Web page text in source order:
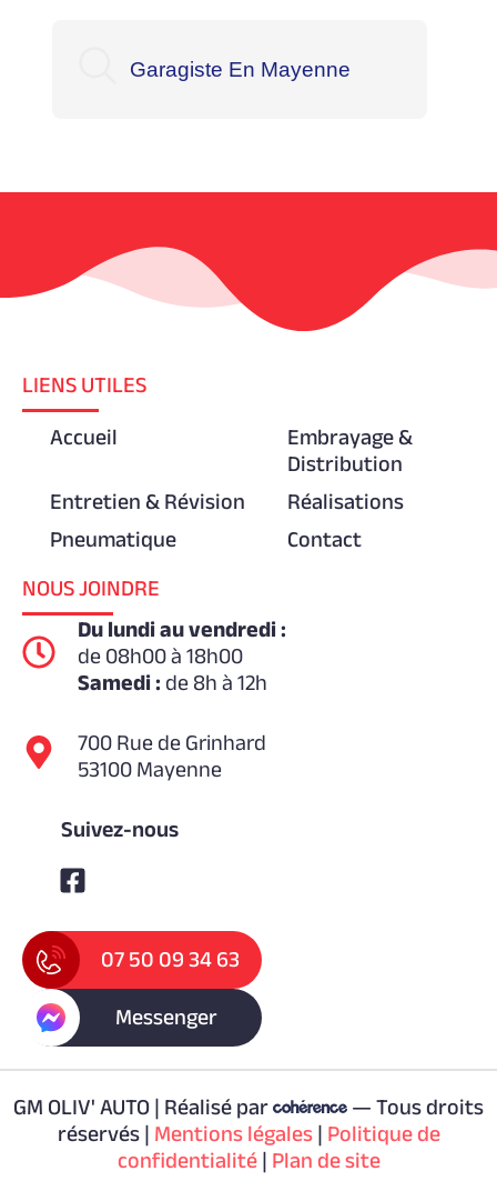
Garagiste En Mayenne
LIENS UTILES
Accueil
Embrayage &
Distribution
Entretien & Révision
Réalisations
Pneumatique
Contact
NOUS JOINDRE
Du lundi au vendredi :
de 08h00 à 18h00
Samedi : de 8h à 12h
700 Rue de Grinhard
53100 Mayenne
Suivez-nous
07 50 09 34 63
Messenger
GM OLIV' AUTO | Réalisé par
— Tous droits
réservés | Mentions légales| Politique de
confidentialité| Plan de site